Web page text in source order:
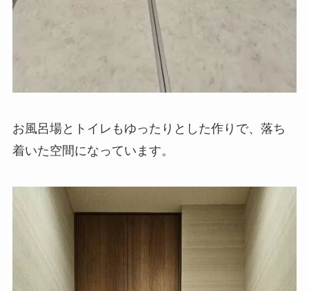
お風呂場とトイレもゆったりとした作りで、落ち
着いた空間になっています。